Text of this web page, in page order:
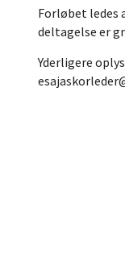
Forløbet ledes
deltagelse er
Yderligere